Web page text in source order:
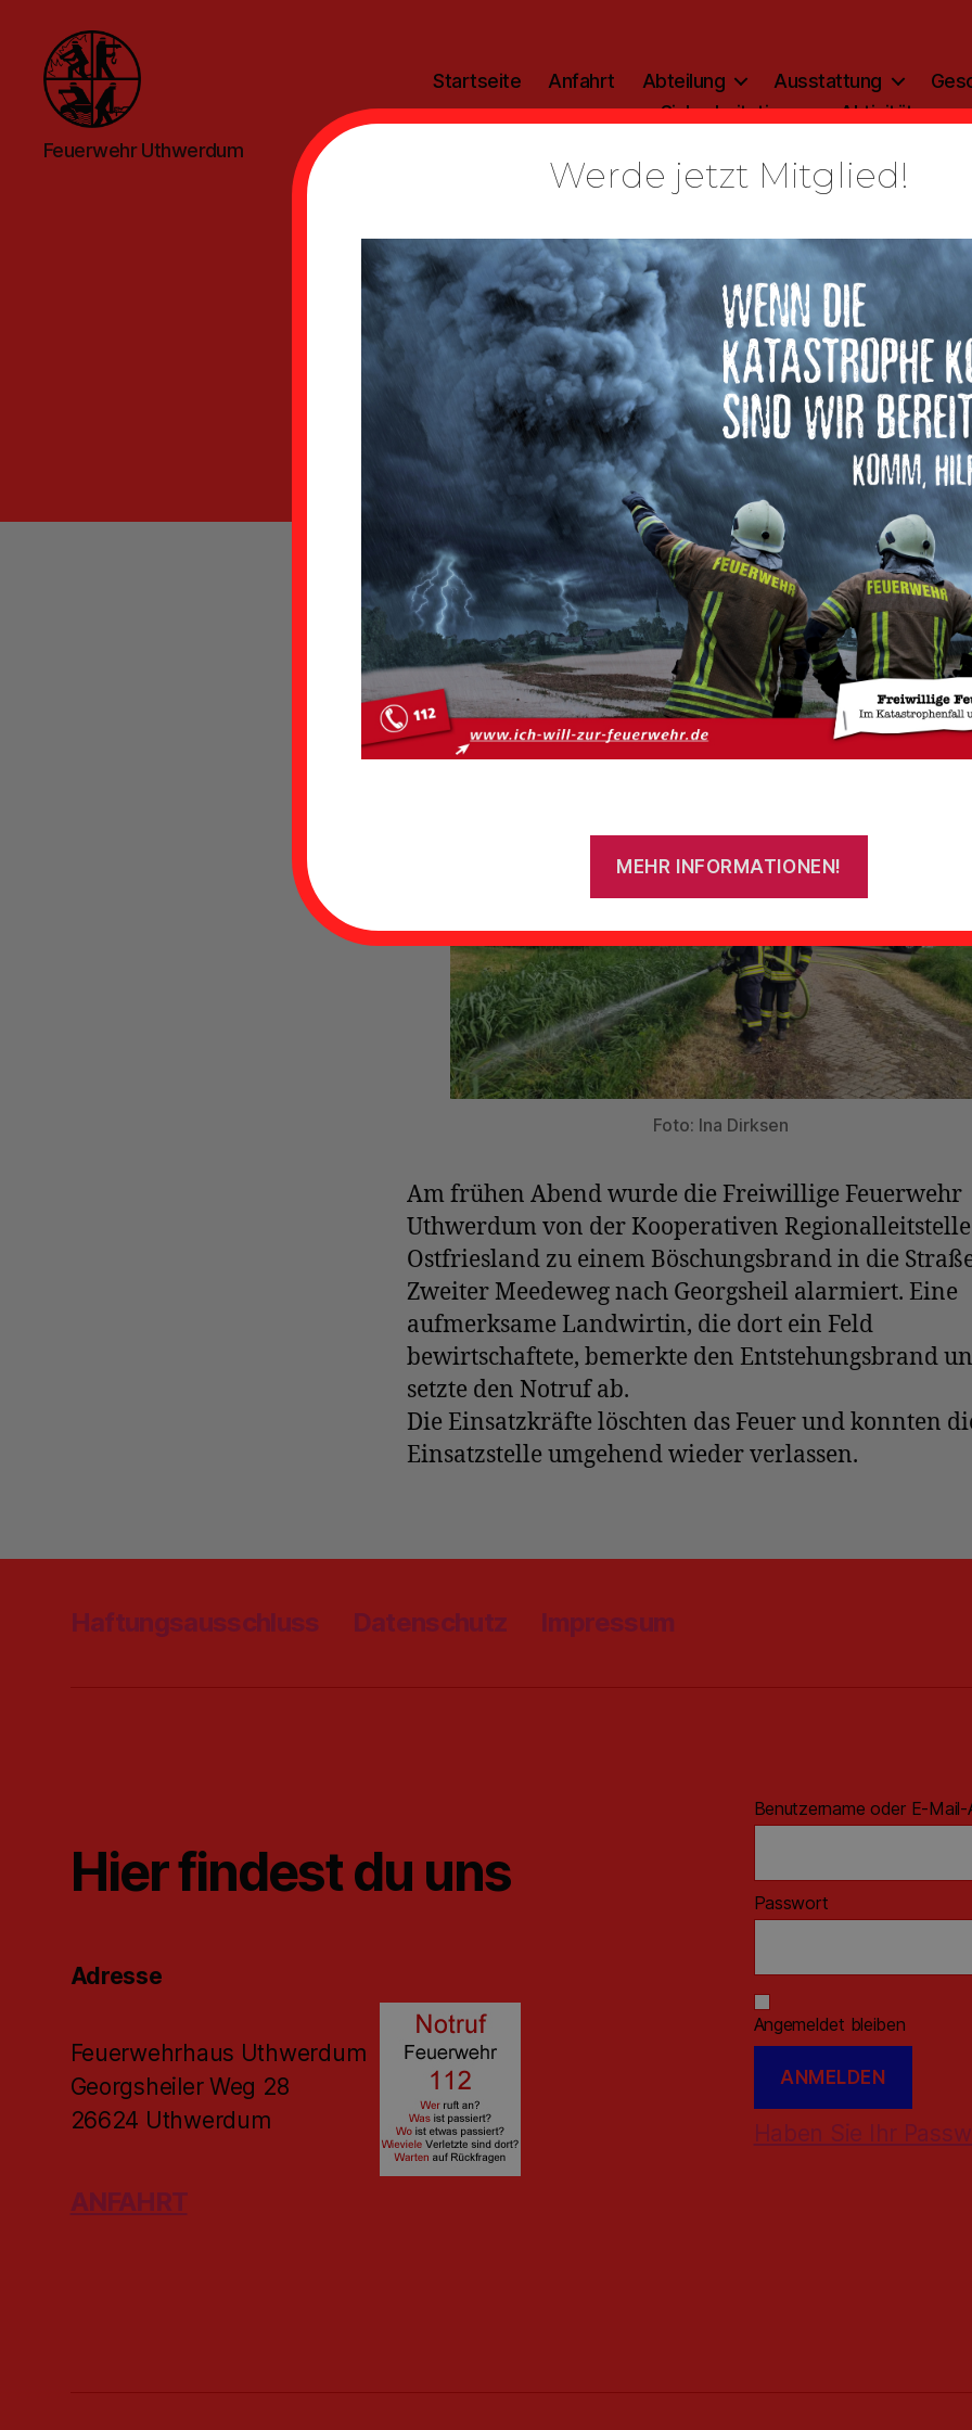
Feuerwehr
Uthwerdum
Feuerwehr Uthwerdum
Startseite Anfahrt Abteilung Ausstattung
Sicherheitstipp
Aktivitäten
Georgsheil
Beitragsautor
VonStefanIhnen Veröffentlichungsdatum
20. Juni 2023
Datum:20. Juni 2023 um 17:26 Uhr
Einsatzort:Georgsheil
Einsatzbericht:
Foto: Ina Dirksen
Am frühen Abend wurde die Freiwillige Feuerwehr
Uthwerdum von der Kooperativen Regionalleitstelle
Ostfriesland zu einem Böschungsbrand in die
Zweiter Meedeweg nach Georgsheil alarmiert. Eine
aufmerksame Landwirtin, die dort ein Feld
bewirtschaftete, bemerkte den Entstehungsbrand
setzte den Notruf ab.
Die Einsatzkräfte löschten das Feuer und konnten
Einsatzstelle umgehend wieder verlassen.
Haftungsausschluss Datenschutz Impressum
Hier findest du uns
Adresse
Feuerwehrhaus Uthwerdum
Georgsheiler Weg 28
26624 Uthwerdum
ANFAHRT
Benutzername oder E-Mail-
Passwort
Angemeldet bleiben
Haben Sie Ihr
Werde jetzt Mitglied!
MEHR INFORMATIONEN!